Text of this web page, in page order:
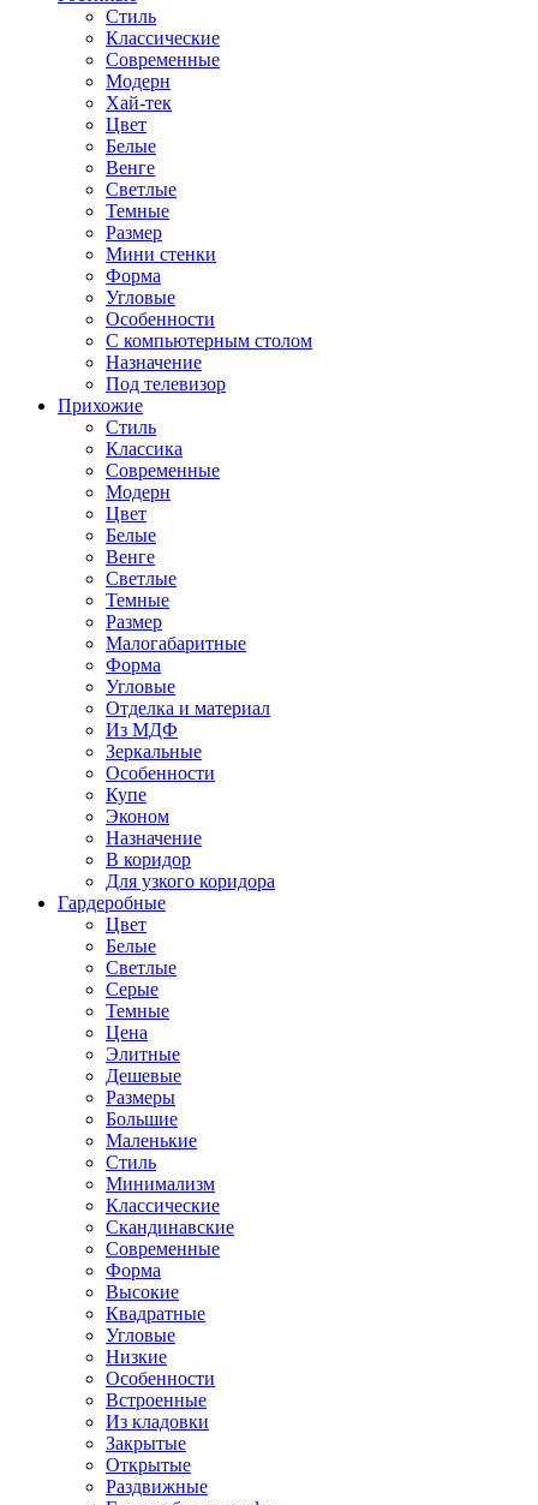
Стиль
Классические
Современные
Модерн
Хай-тек
Цвет
Белые
Венге
Светлые
Темные
Размер
Мини стенки
Форма
Угловые
Особенности
С компьютерным столом
Назначение
Под телевизор
Прихожие
Стиль
Классика
Современные
Модерн
Цвет
Белые
Венге
Светлые
Темные
Размер
Малогабаритные
Форма
Угловые
Отделка и материал
Из МДФ
Зеркальные
Особенности
Купе
Эконом
Назначение
В коридор
Для узкого коридора
Гардеробные
Цвет
Белые
Светлые
Серые
Темные
Цена
Элитные
Дешевые
Размеры
Большие
Маленькие
Стиль
Минимализм
Классические
Скандинавские
Современные
Форма
Высокие
Квадратные
Угловые
Низкие
Особенности
Встроенные
Из кладовки
Закрытые
Открытые
Раздвижные